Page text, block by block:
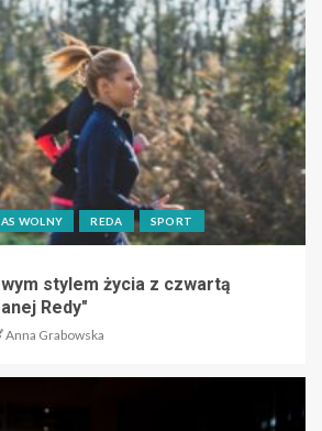
WOLNY REDA SPORT
stylem życia z czwartą
Redy"
Anna Grabowska